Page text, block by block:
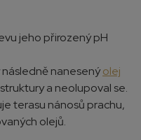
jeho přirozený pH
nanesenýolej
a neolupoval se.
terasu nánosů prachu,
olejů.